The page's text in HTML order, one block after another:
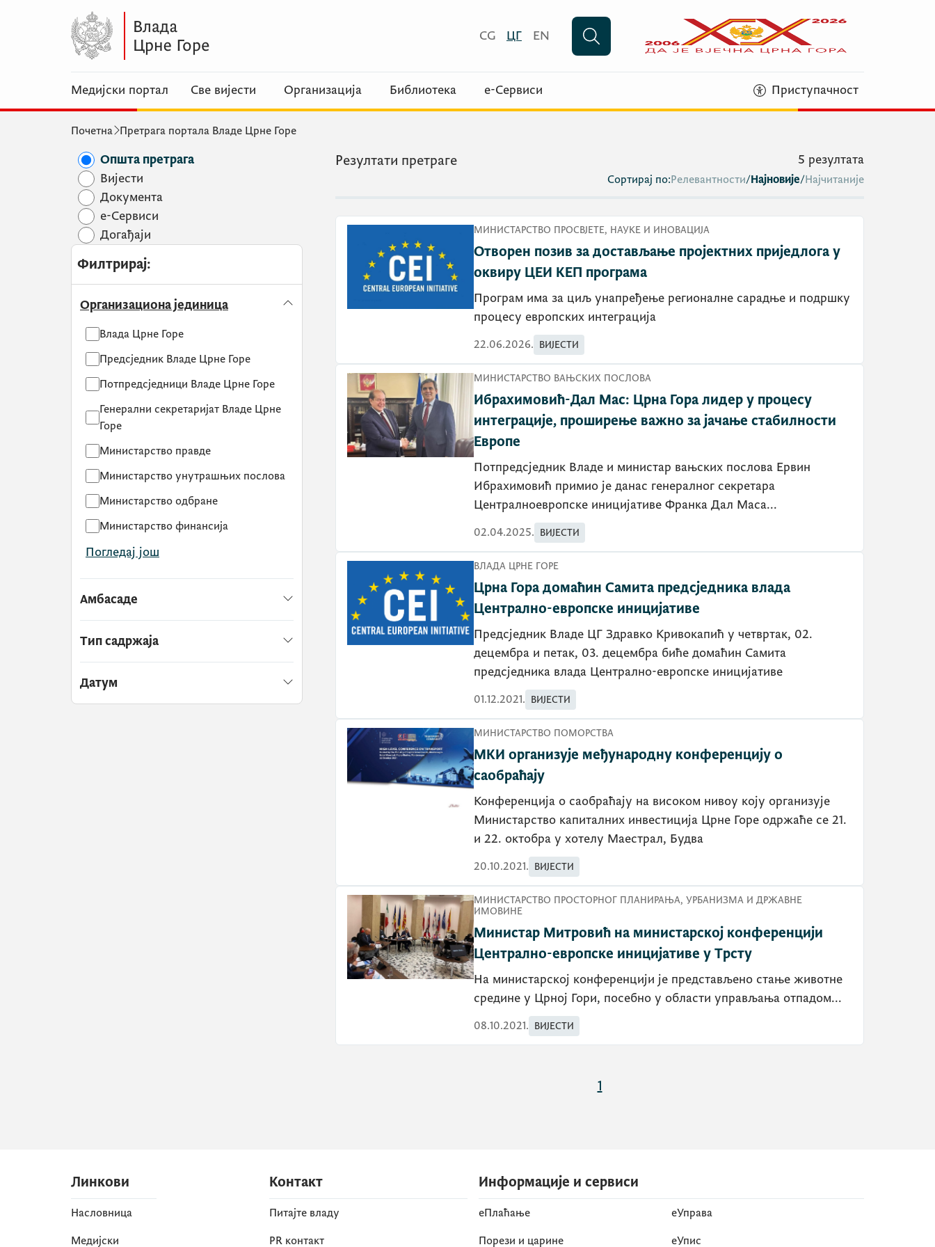
CG ЦГ EN
Медијски портал Све вијести Организација Библиотека е-Сервиси Приступачност
Почетна Претрага портала Владе Црне Горе
Општа претрага
Вијести
Документа
e-Сервиси
Догађаји
Филтрирај:
Организациона јединица
Влада Црне Горе
Предсједник Владе Црне Горе
Потпредсједници Владе Црне Горе
Генерални секретаријат Владе Црне
Горе
Министарство правде
Министарство унутрашњих послова
Министарство одбране
Министарство финансија
Погледај још
Амбасаде
Тип садржаја
Датум
Резултати претраге 5 резултата
Сортирај по:Релевантности/Најновије/Најчитаније
МИНИСТАРСТВО ПРОСВЈЕТЕ, НАУКЕ И ИНОВАЦИЈА
Отворен позив за достављање пројектних приједлога у
оквиру ЦЕИ КЕП програма
Програм има за циљ унапређење регионалне сарадње и подршку
процесу европских интеграција
22.06.2026. ВИЈЕСТИ
МИНИСТАРСТВО ВАЊСКИХ ПОСЛОВА
Ибрахимовић-Дал Мас: Црна Гора лидер у процесу
интеграције, проширење важно за јачање стабилности
Европе
Потпредсједник Владе и министар вањских послова Ервин
Ибрахимовић примио је данас генералног секретара
Централноевропске иницијативе Франка Дал Маса...
02.04.2025. ВИЈЕСТИ
ВЛАДА ЦРНЕ ГОРЕ
Црна Гора домаћин Самита предсједника влада
Централно-европске иницијативе
Предсједник Владе ЦГ Здравко Кривокапић у четвртак, 02.
децембра и петак, 03. децембра биће домаћин Самита
предсједника влада Централно-европске иницијативе
01.12.2021. ВИЈЕСТИ
МИНИСТАРСТВО ПОМОРСТВА
МКИ организује међународну конференцију о
саобраћају
Конференција о саобраћају на високом нивоу коју организује
Министарство капиталних инвестиција Црне Горе одржаће се 21.
и 22. октобра у хотелу Маестрал, Будва
20.10.2021. ВИЈЕСТИ
МИНИСТАРСТВО ПРОСТОРНОГ ПЛАНИРАЊА, УРБАНИЗМА И ДРЖАВНЕ
ИМОВИНЕ
Министар Митровић на министарској конференцији
Централно-европске иницијативе у Трсту
На министарској конференцији је представљено стање животне
средине у Црној Гори, посебно у области управљања отпадом...
08.10.2021. ВИЈЕСТИ
1
Линкови
Насловница
Медијски
Контакт
Питајте владу
PR контакт
Информације и сервиси
eПлаћање
еУправа
Порези и царине
eУпис